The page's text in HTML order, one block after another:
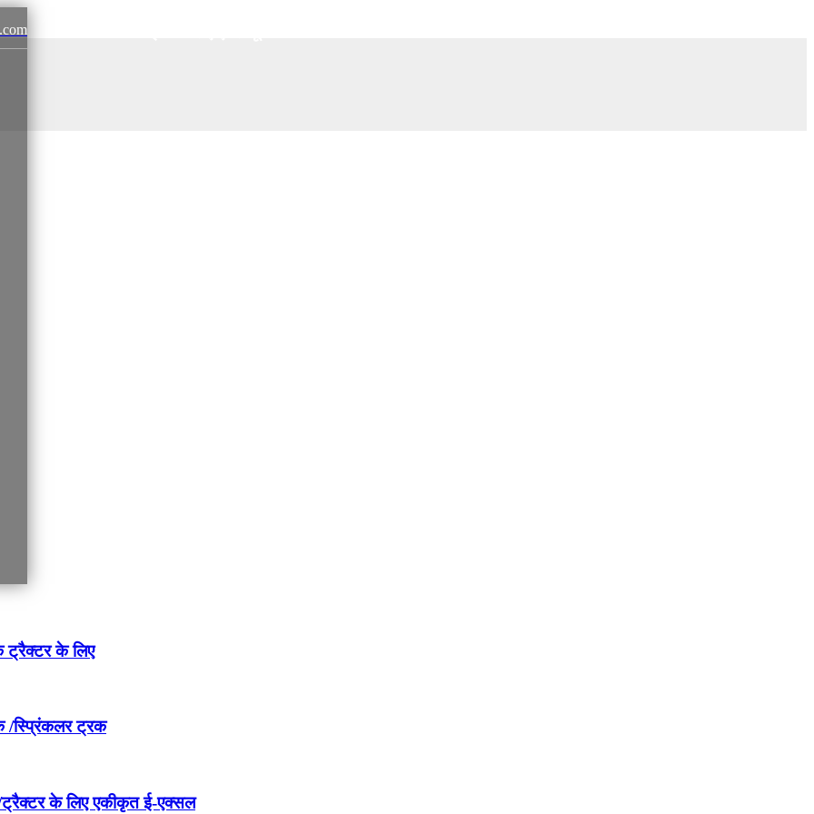
ट्रैक्टर के लिए
/स्प्रिंकलर ट्रक
ट्रैक्टर के लिए एकीकृत ई-एक्सल